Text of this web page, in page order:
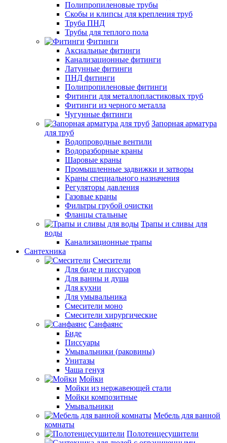
Полипропиленовые трубы
Скобы и клипсы для крепления труб
Труба ПНД
Трубы для теплого пола
Фитинги
Аксиальные фитинги
Канализационные фитинги
Латунные фитинги
ПНД фитинги
Полипропиленовые фитинги
Фитинги для металлопластиковых труб
Фитинги из черного металла
Чугунные фитинги
Запорная арматура
для труб
Водопроводные вентили
Водоразборные краны
Шаровые краны
Промышленные задвижки и затворы
Краны специального назначения
Регуляторы давления
Газовые краны
Фильтры грубой очистки
Фланцы стальные
Трапы и сливы для
воды
Канализационные трапы
Сантехника
Смесители
Для биде и писсуаров
Для ванны и душа
Для кухни
Для умывальника
Смесители моно
Смесители хирургические
Санфаянс
Биде
Писсуары
Умывальники (раковины)
Унитазы
Чаша генуя
Мойки
Мойки из нержавеющей стали
Мойки композитные
Умывальники
Мебель для ванной
комнаты
Полотенцесушители